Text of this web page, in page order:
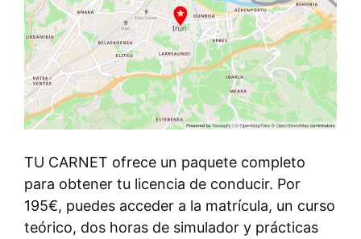
TU CARNET ofrece un paquete completo
para obtener tu licencia de conducir. Por
195€, puedes acceder a la matrícula, un curso
teórico, dos horas de simulador y prácticas